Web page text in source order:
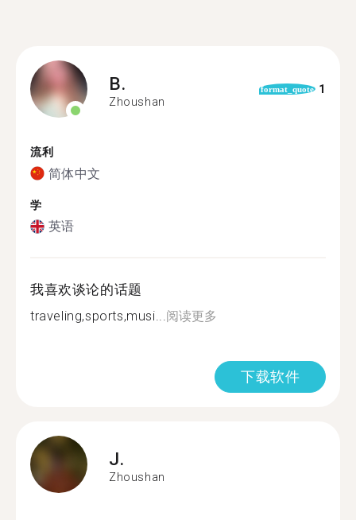
B.
Zhoushan
format_quote 1
流利
简体中文
学
英语
我喜欢谈论的话题
traveling,sports,musi...阅读更多
下载软件
J.
Zhoushan